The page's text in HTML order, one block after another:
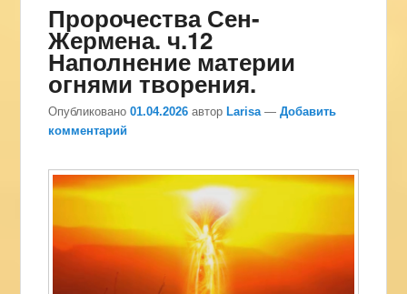
Пророчества Сен-
Жермена. ч.12
Наполнение материи
огнями творения.
Опубликовано01.04.2026 автор Larisa —Добавить
комментарий